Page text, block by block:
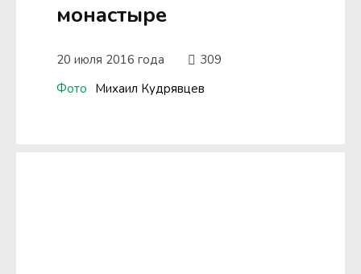
монастыре
20 июля 2016 года
309
Фото Михаил Кудрявцев